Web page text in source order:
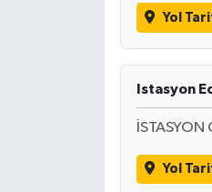
Yol
Istasyon
İSTASYON
Yol